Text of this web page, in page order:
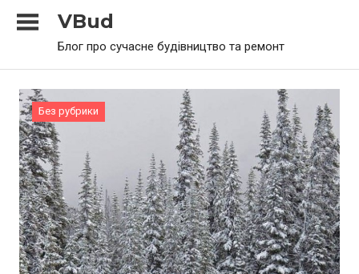
VBud
Блог про сучасне будівництво та ремонт
Без рубрики